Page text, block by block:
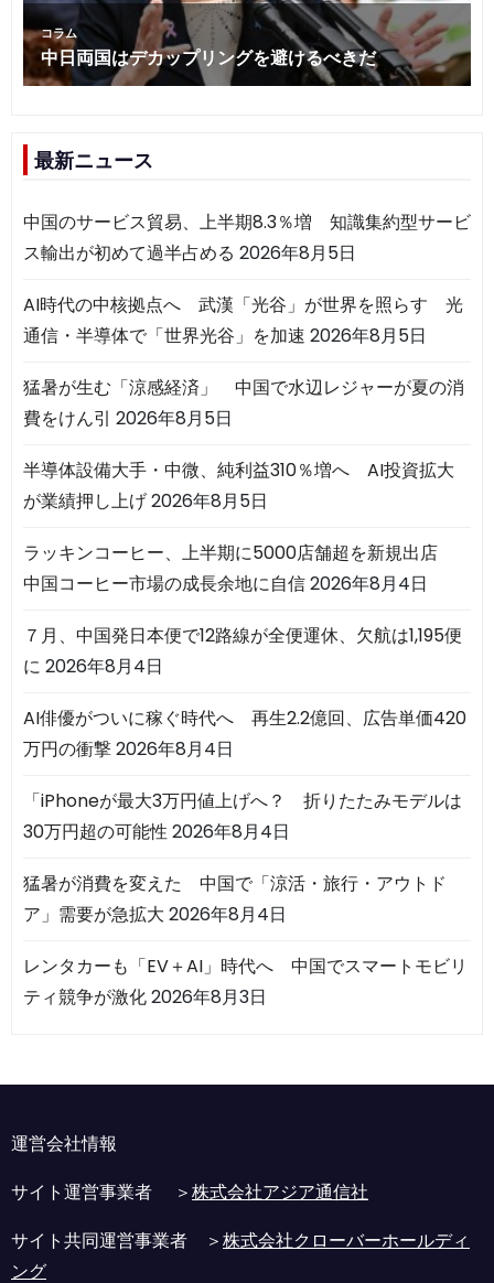
最新ニュース
中国のサービス貿易、上半期8.3％増 知識集約型サービ
ス輸出が初めて過半占める 2026年8月5日
AI時代の中核拠点へ 武漢「光谷」が世界を照らす 光
通信・半導体で「世界光谷」を加速 2026年8月5日
猛暑が生む「涼感経済」 中国で水辺レジャーが夏の消
費をけん引 2026年8月5日
半導体設備大手・中微、純利益310％増へ AI投資拡大
が業績押し上げ2026年8月5日
ラッキンコーヒー、上半期に5000店舗超を新規出店
中国コーヒー市場の成長余地に自信2026年8月4日
７月、中国発日本便で12路線が全便運休、欠航は1,195便
に 2026年8月4日
AI俳優がついに稼ぐ時代へ 再生2.2億回、広告単価420
万円の衝撃2026年8月4日
「iPhoneが最大3万円値上げへ？ 折りたたみモデルは
30万円超の可能性2026年8月4日
猛暑が消費を変えた 中国で「涼活・旅行・アウトド
ア」需要が急拡大 2026年8月4日
レンタカーも「EV＋AI」時代へ 中国でスマートモビリ
ティ競争が激化2026年8月3日
運営会社情報
サイト運営事業者 ＞株式会社アジア通信社
サイト共同運営事業者 ＞株式会社クローバーホールディ
ング